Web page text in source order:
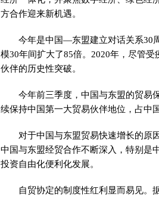
方合作迎来新机遇。
今年是中国—东盟建立对话关系30
模30年间扩大了85倍。2020年，尽管
伙伴的历史性突破。
今年前三季度，中国与东盟的贸易
续保持中国第一大贸易伙伴地位，占中
对于中国与东盟贸易快速增长的原
中国与东盟经贸合作不断深入，特别是
投资自由化便利化发展。
自贸协定的制度性红利显而易见